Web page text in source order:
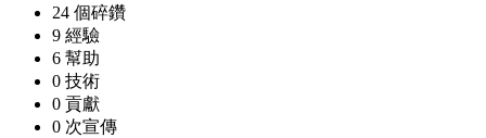
24 個碎鑽
9 經驗
6 幫助
0 技術
0 貢獻
0 次宣傳